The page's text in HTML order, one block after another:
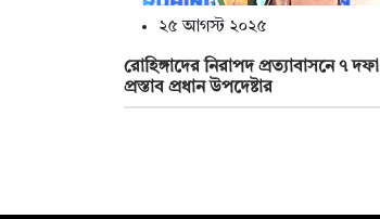
২৫ আগস্ট ২০২৫
রোহিঙ্গাদের নিরাপদ প্রত্যাবাসনে ৭ দফা
প্রস্তাব প্রধান উপদেষ্টার